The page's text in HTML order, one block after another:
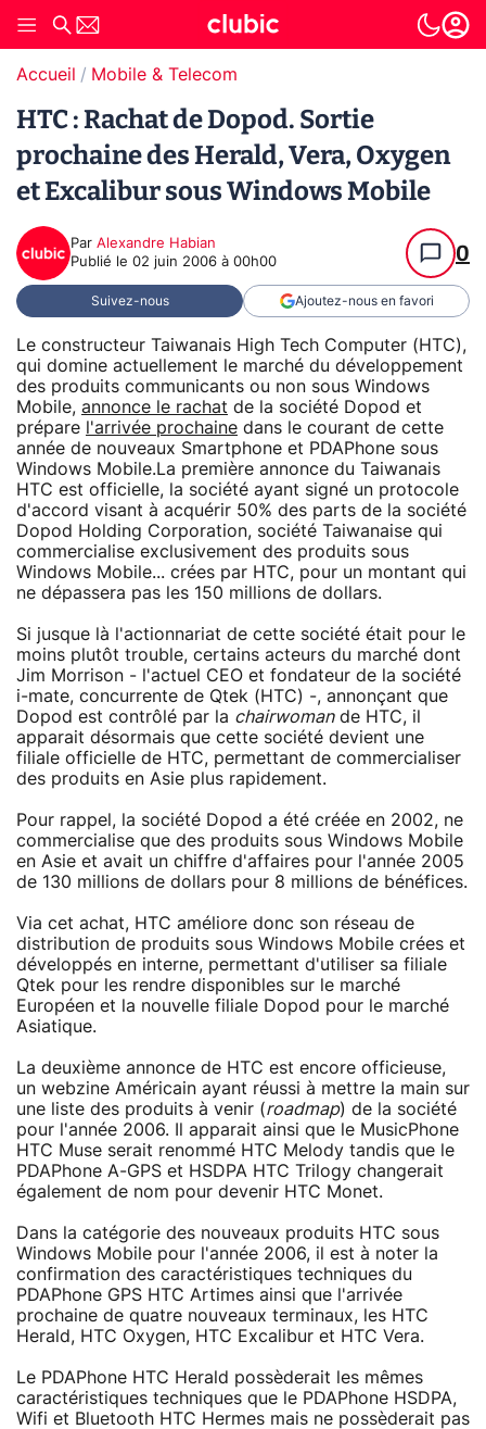
Accueil Mobile & Telecom
HTC : Rachat de Dopod. Sortie
prochaine des Herald, Vera, Oxygen
et Excalibur sous Windows Mobile
Par Alexandre Habian
Publié le 02 juin 2006 à 00h00 0
Suivez-nous Ajoutez-nous en favori
Le constructeur Taiwanais High Tech Computer (HTC),
qui domine actuellement le marché du développement
des produits communicants ou non sous Windows
Mobile, annonce le rachat de la société Dopod et
prépare
l'arrivée prochaine dans le courant de cette
année de nouveaux Smartphone et PDAPhone sous
Windows Mobile.La première annonce du Taiwanais
HTC est officielle, la société ayant signé un protocole
d'accord visant à acquérir 50% des parts de la société
Dopod Holding Corporation, société Taiwanaise qui
commercialise exclusivement des produits sous
Windows Mobile... crées par HTC, pour un montant qui
ne dépassera pas les 150 millions de dollars.
Si jusque là l'actionnariat de cette société était pour le
moins plutôt trouble, certains acteurs du marché dont
Jim Morrison - l'actuel CEO et fondateur de la société
i-mate, concurrente de Qtek (HTC) -, annonçant que
Dopod est contrôlé par la chairwomande HTC, il
apparait désormais que cette société devient une
filiale officielle de HTC, permettant de commercialiser
des produits en Asie plus rapidement.
Pour rappel, la société Dopod a été créée en 2002, ne
commercialise que des produits sous Windows Mobile
en Asie et avait un chiffre d'affaires pour l'année 2005
de 130 millions de dollars pour 8 millions de bénéfices.
Via cet achat, HTC améliore donc son réseau de
distribution de produits sous Windows Mobile crées et
développés en interne, permettant d'utiliser sa filiale
Qtek pour les rendre disponibles sur le marché
Européen et la nouvelle filiale Dopod pour le marché
Asiatique.
La deuxième annonce de HTC est encore officieuse,
un webzine Américain ayant réussi à mettre la main sur
une liste des produits à venir (roadmap) de la société
pour l'année 2006. Il apparait ainsi que le MusicPhone
HTC Muse serait renommé HTC Melody tandis que le
PDAPhone A-GPS et HSDPA HTC Trilogy changerait
également de nom pour devenir HTC Monet.
Dans la catégorie des nouveaux produits HTC sous
Windows Mobile pour l'année 2006, il est à noter la
confirmation des caractéristiques techniques du
PDAPhone GPS HTC Artimes ainsi que l'arrivée
prochaine de quatre nouveaux terminaux, les HTC
Herald, HTC Oxygen, HTC Excalibur et HTC Vera.
Le PDAPhone HTC Herald possèderait les mêmes
caractéristiques techniques que le PDAPhone HSDPA,
Wifi et Bluetooth HTC Hermes mais ne possèderait pas